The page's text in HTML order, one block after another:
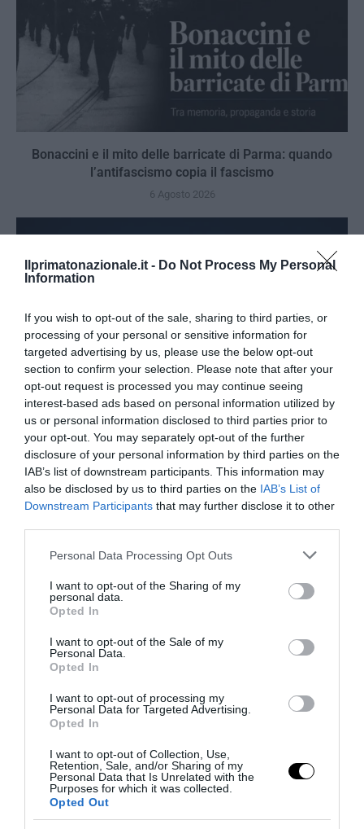
Ilprimatonazionale.it - Do Not Process My Personal
Information
If you wish to opt-out of the sale, sharing to third parties, or
processing of your personal or sensitive information for
targeted advertising by us, please use the below opt-out
section to confirm your selection. Please note that after your
opt-out request is processed you may continue seeing
interest-based ads based on personal information utilized by
us or personal information disclosed to third parties prior to
your opt-out. You may separately opt-out of the further
disclosure of your personal information by third parties on the
IAB’s list of downstream participants. This information may
also be disclosed by us to third parties on the IAB’s List of
Downstream Participants that may further disclose it to other
Please note that this website/app uses one or more Google
not limited to your visit or usage behaviour. You may click to
grant or deny consent to Google and its third-party tags to
use your data for below specified purposes in below Google
consent section.
Personal Data Processing Opt Outs
I want to opt-out of the Sharing of my
personal data.
Opted In
I want to opt-out of the Sale of my
Personal Data.
Opted In
I want to opt-out of processing my
Personal Data for Targeted Advertising.
Opted In
I want to opt-out of Collection, Use,
Retention, Sale, and/or Sharing of my
Personal Data that Is Unrelated with the
Purposes for which it was collected.
Opted Out
Bonaccini e il mito delle barricate di Parma: quando
l’antifascismo copia il fascismo
6 Agosto 2026
Remigrazione, il Copasir riconosce all’antifascismo il
veto del disordine
6 Agosto 2026
La Camera boccia il patentino antifascista per parlare a
Montecitorio: palo clamoroso del Pd